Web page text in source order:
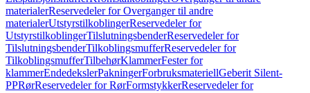
materialerReservedeler for Overganger til andre
materialerUtstyrstilkoblingerReservedeler for
UtstyrstilkoblingerTilslutningsbenderReservedeler for
TilslutningsbenderTilkoblingsmufferReservedeler for
TilkoblingsmufferTilbehørKlammerFester for
klammerEndedekslerPakningerForbruksmateriellGeberit Silent-
PPRørReservedeler for RørFormstykkerReservedeler for